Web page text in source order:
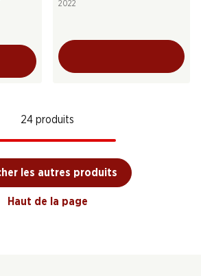
2022
24 produits
les autres produits
Haut de la page